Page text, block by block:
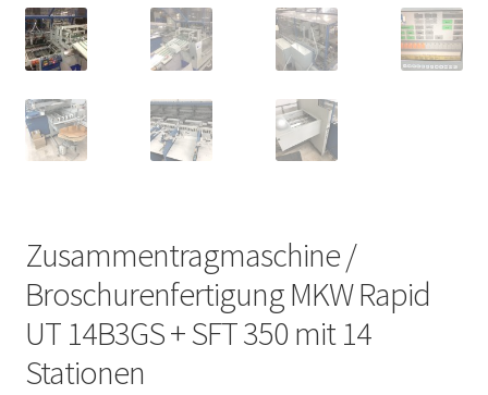
Zusammentragmaschine /
Broschurenfertigung MKW Rapid
UT 14B3GS + SFT 350 mit 14
Stationen